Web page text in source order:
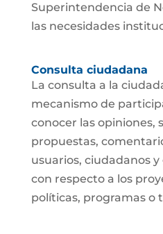
Superintendencia de
las necesidades
Consulta ciudadana
La consulta a la
mecanismo de
conocer las opiniones,
propuestas,
usuarios, ciudadanos
con respecto a los
políticas, programas o